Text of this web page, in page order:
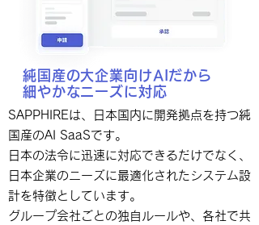
純国産の大企業向けAIだから
​細やかなニーズに対応
SAPPHIREは、日本国内に開発拠点を持つ純
国産のAI SaaSです。
日本の法令に迅速に対応できるだけでなく、
日本企業のニーズに最適化されたシステム設
計を特徴としています。
グループ会社ごとの独自ルールや、各社で共